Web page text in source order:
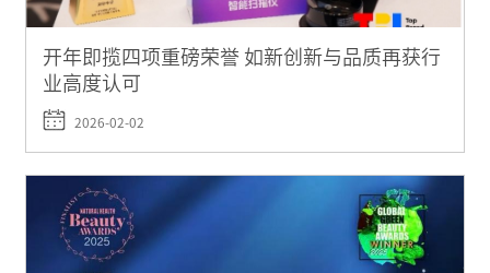
开年即揽四项重磅荣誉 如新创新与品质再获行
业高度认可
2026-02-02